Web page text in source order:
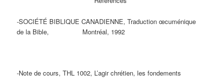
-SOCIÉTÉ BIBLIQUE CANADIENNE, Traduction œcuménique
de la Bible, Montréal, 1992
-Note de cours, THL 1002, L’agir chrétien, les fondements